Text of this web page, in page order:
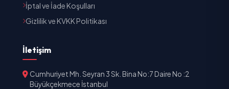
İptal ve İade Koşulları
Gizlilik ve KVKK Politikası
İletişim
Cumhuriyet Mh. Seyran 3 Sk. Bina No:7 Daire No :2
Büyükçekmece İstanbul